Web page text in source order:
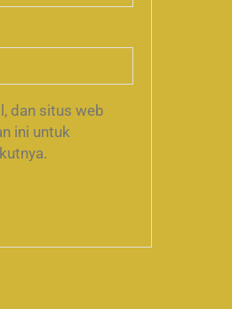
dan situs web
ini untuk